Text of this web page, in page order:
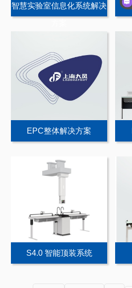
智慧实验室信息化系统解决
EPC整体解决方案
S4.0 智能顶装系统